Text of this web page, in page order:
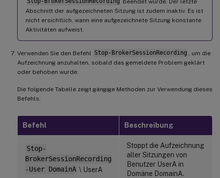
Abschnitt der aufgezeichneten Sitzung ist zudem inaktiv. Es ist
nicht ersichtlich, wann eine aufgezeichnete Sitzung konstante
Aktivitäten aufweist.
Verwenden Sie den Befehl Stop-BrokerSessionRecording
, um die
Aufzeichnung anzuhalten, sobald das gemeldete Problem geklärt
oder behoben wurde.
Die folgende Tabelle zeigt gängige Methoden zur Verwendung dieses
Befehls:
Befehl Beschreibung
Stop-
BrokerSessionRecording
-User DomainA \ UserA
Stoppt die Aufzeichnung
aller Sitzungen von
Benutzer UserA in
Domäne DomainA.